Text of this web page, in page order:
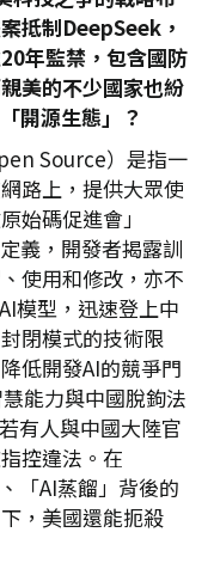
抵制DeepSeek ，
年監禁，包含國防
美的不少國家也紛
開源生態」？
Source）是指一
路上，提供大眾使
始碼促進會」
義，開發者揭露訓
使用和修改，亦不
模型，迅速登上中
閉模式的技術限
低開發AI的競爭門
能力與中國脫鉤法
有人與中國大陸官
控違法。在
「AI蒸餾」背後的
，美國還能扼殺